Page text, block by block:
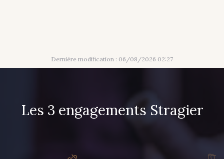
Dernière modification : 06/08/2026 02:27
Les 3 engagements Stragier